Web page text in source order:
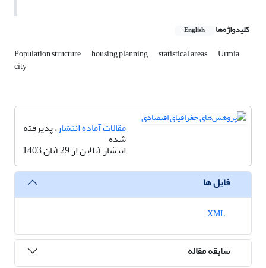
کلیدواژه‌ها English
Population structure housing planning statistical areas Urmia
city
مقالات آماده انتشار، پذیرفته
شده
انتشار آنلاین از 29 آبان 1403
فایل ها
سابقه مقاله